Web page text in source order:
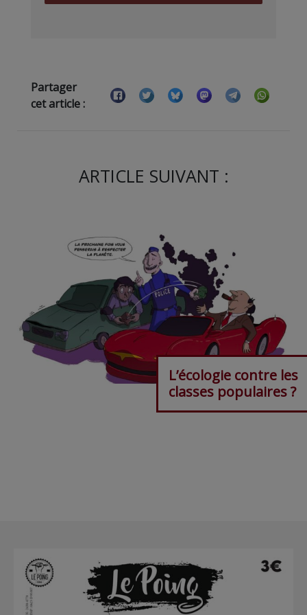
Partager
cet article :
ARTICLE SUIVANT :
L’écologie contre les
classes populaires ?